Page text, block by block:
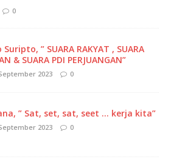
0
” SUARA RAKYAT , SUARA
& SUARA PDI PERJUANGAN”
2023 0
” Sat, set, sat, seet … kerja kita”
2023 0